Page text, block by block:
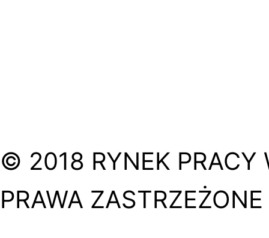
© 2018 RYNEK PRACY
PRAWA ZASTRZEŻONE